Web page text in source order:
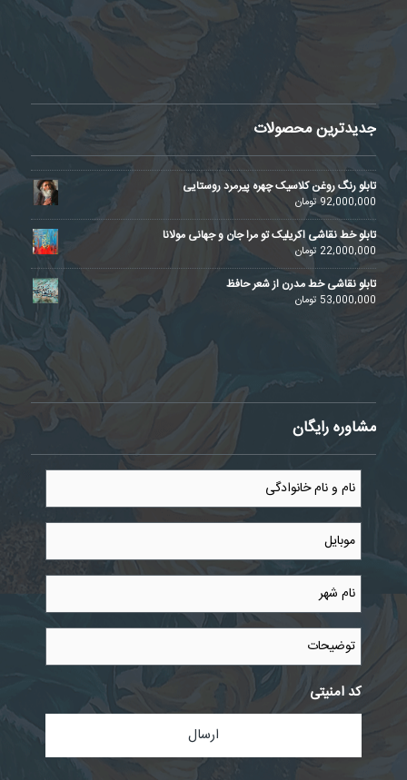
جدیدترین محصولات
تابلو رنگ روغن کلاسیک چهره پیرمرد روستایی
92,000,000تومان
تابلو خط نقاشی اکریلیک تو مرا جان و جهانی مولانا
22,000,000 تومان
تابلو نقاشی خط مدرن از شعر حافظ
53,000,000 تومان
مشاوره رایگان
نام
نام
خانوادگی* موبایل
نام
شهر *
توضیحات
کد امنیتی